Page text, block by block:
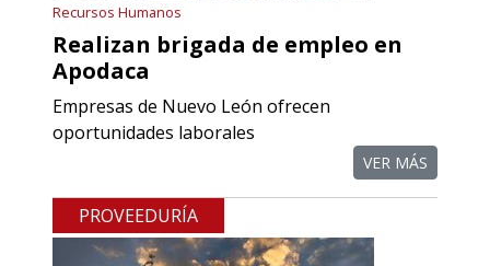
Empresa en Querétaro
Requiere:
REFACCIONES PARA
PROCESOS DE MAQUINADO
Requisitos: Otorgar condiciones de
crédito acordes a las políticas del
Recursos Humanos
Realizan brigada de empleo en
Apodaca
Empresas de Nuevo León ofrecen
oportunidades laborales
VER MÁS
PROVEEDURÍA